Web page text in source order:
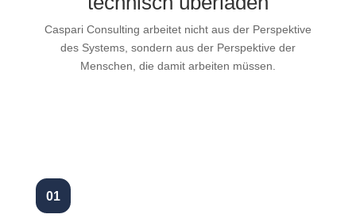
Caspari Consulting arbeitet nicht aus der Perspektive
des Systems, sondern aus der Perspektive der
Menschen, die damit arbeiten müssen.
01